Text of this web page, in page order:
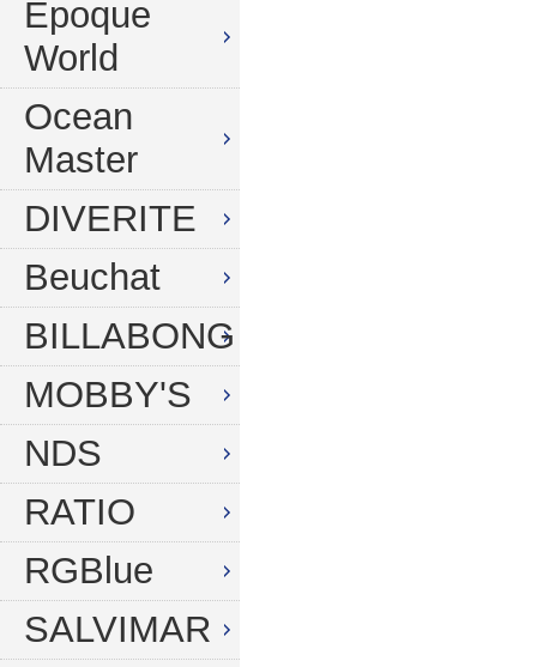
Epoque
World
Ocean
Master
DIVERITE
Beuchat
BILLABONG
MOBBY'S
NDS
RATIO
RGBlue
SALVIMAR